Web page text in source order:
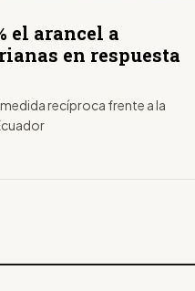
el arancel a
en respuesta
recíproca frente a la